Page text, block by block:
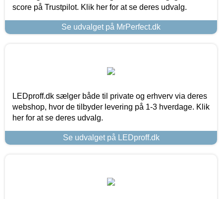
score på Trustpilot. Klik her for at se deres udvalg.
Se udvalget på MrPerfect.dk
LEDproff.dk sælger både til private og erhverv via deres
webshop, hvor de tilbyder levering på 1-3 hverdage. Klik
her for at se deres udvalg.
Se udvalget på LEDproff.dk